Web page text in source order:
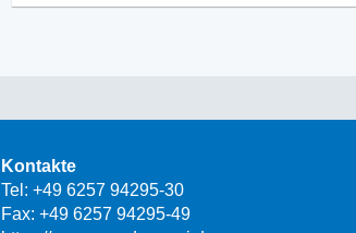
Kontakte
Tel: +49 6257 94295-30
Fax: +49 6257 94295-49